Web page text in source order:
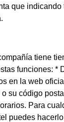
que indicando
tiene
funciones: *
en la web
su código
Para
puedes